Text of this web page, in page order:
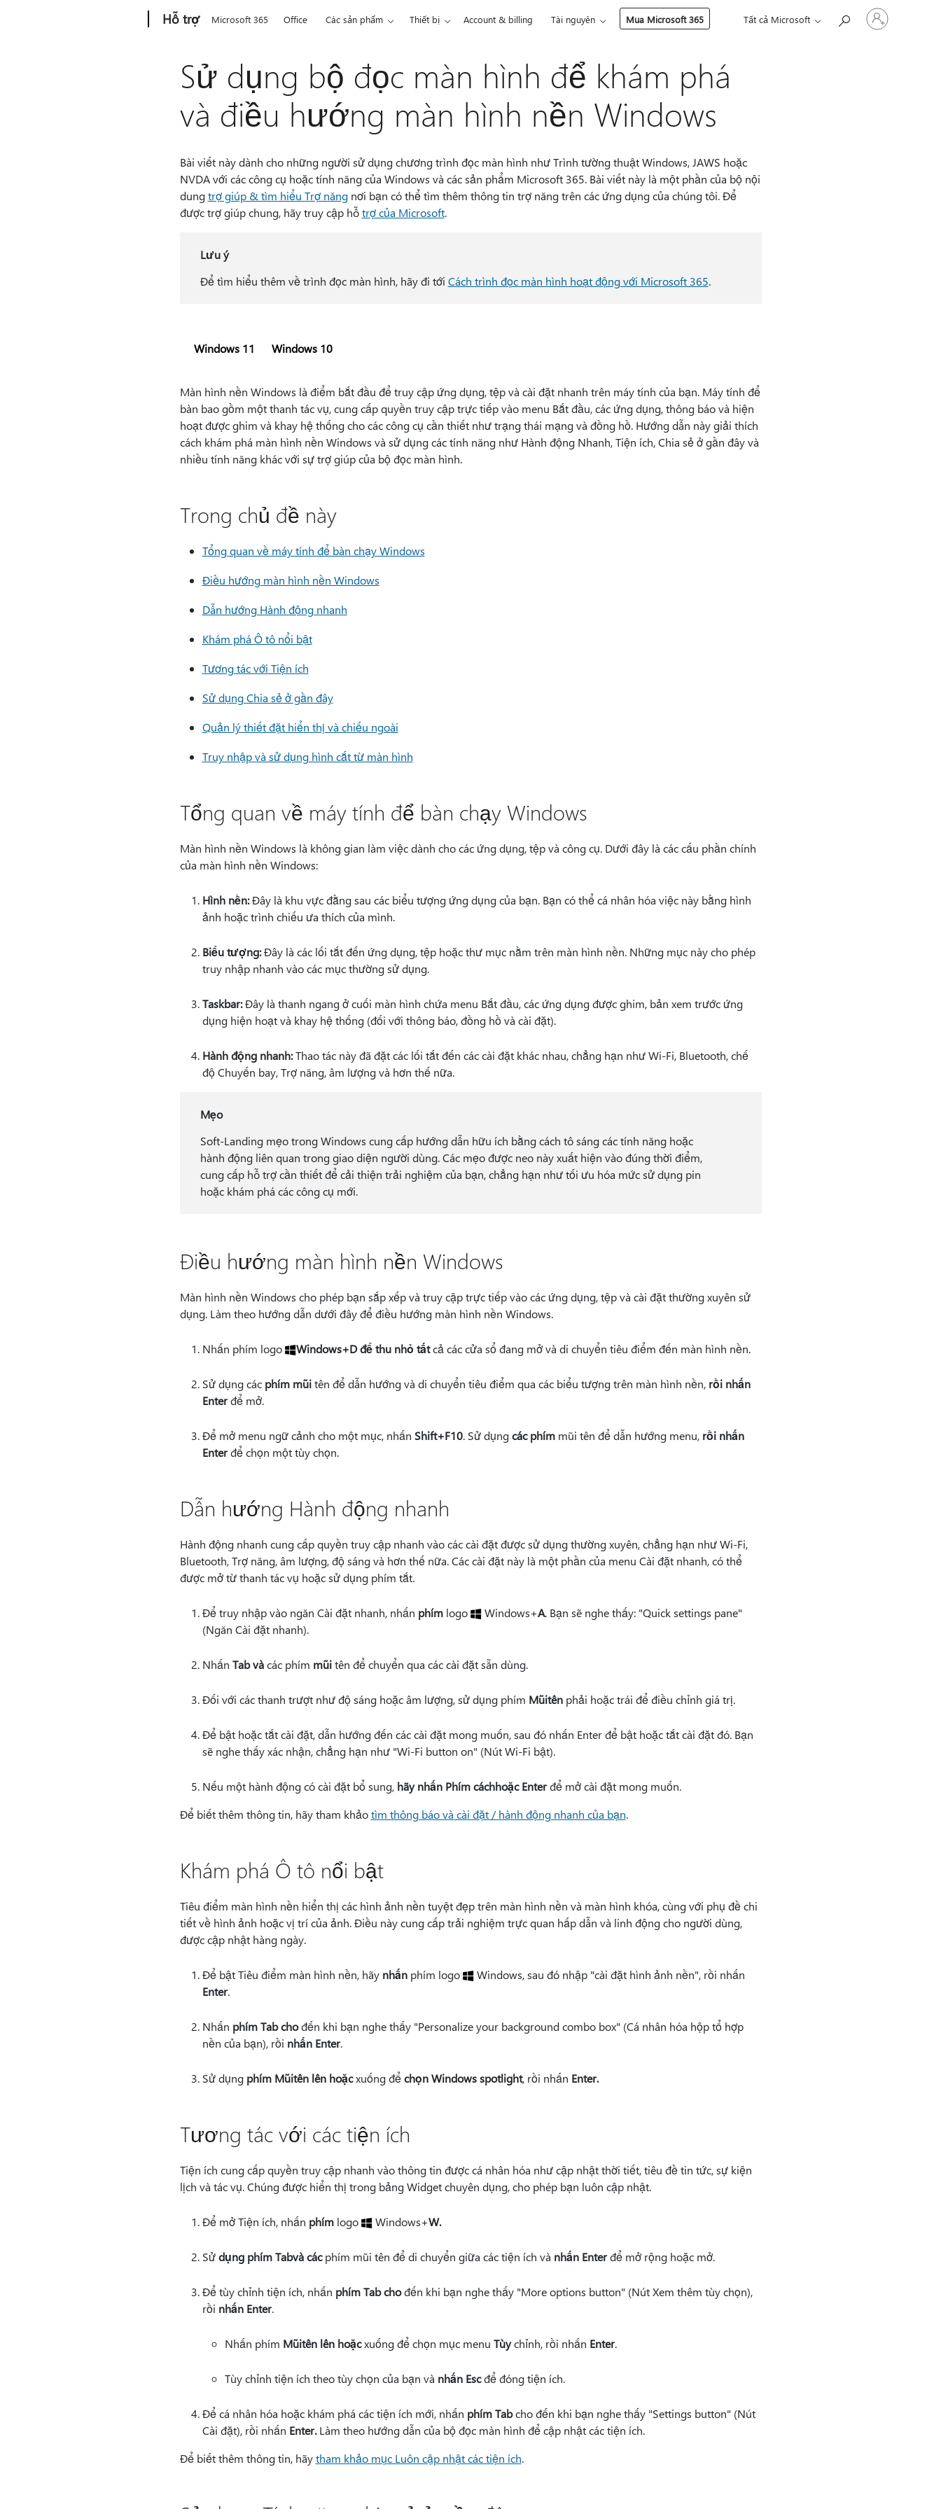
Hỗ trợ Microsoft 365 Office Các sản phẩm Thiết bị Account & billing Tài nguyên Mua Microsoft 365 Tất cả Microsoft
Đăng
nhập
Sử dụng bộ đọc màn hình để khám phá
và điều hướng màn hình nền Windows
Bài viết này dành cho những người sử dụng chương trình đọc màn hình như Trình tường thuật Windows, JAWS hoặc
NVDA với các công cụ hoặc tính năng của Windows và các sản phẩm Microsoft 365. Bài viết này là một phần của bộ nội
dungtrợ giúp & tìm hiểu Trợ năngnơi bạn có thể tìm thêm thông tin trợ năng trên các ứng dụng của chúng tôi. Để
được trợ giúp chung, hãy truy cập hỗtrợ của Microsoft.
Lưu ý
Để tìm hiểu thêm về trình đọc màn hình, hãy đi tới Cách trình đọc màn hình hoạt động với Microsoft 365.
Windows 11 Windows 10
Màn hình nền Windows là điểm bắt đầu để truy cập ứng dụng, tệp và cài đặt nhanh trên máy tính của bạn. Máy tính để
bàn bao gồm một thanh tác vụ, cung cấp quyền truy cập trực tiếp vào menu Bắt đầu, các ứng dụng, thông báo và hiện
hoạt được ghim và khay hệ thống cho các công cụ cần thiết như trạng thái mạng và đồng hồ. Hướng dẫn này giải thích
cách khám phá màn hình nền Windows và sử dụng các tính năng như Hành động Nhanh, Tiện ích, Chia sẻ ở gần đây và
nhiều tính năng khác với sự trợ giúp của bộ đọc màn hình.
Trong chủ đề này
Tổng quan về máy tính để bàn chạy Windows
Điều hướng màn hình nền Windows
Dẫn hướng Hành động nhanh
Khám phá Ô tô nổi bật
Tương tác với Tiện ích
Sử dụng Chia sẻ ở gần đây
Quản lý thiết đặt hiển thị và chiếu ngoài
Truy nhập và sử dụng hình cắt từ màn hình
Tổng quan về máy tính để bàn chạy Windows
Màn hình nền Windows là không gian làm việc dành cho các ứng dụng, tệp và công cụ. Dưới đây là các cấu phần chính
của màn hình nền Windows:
Hình nền:Đây là khu vực đằng sau các biểu tượng ứng dụng của bạn. Bạn có thể cá nhân hóa việc này bằng hình
ảnh hoặc trình chiếu ưa thích của mình.
Biểu tượng:Đây là các lối tắt đến ứng dụng, tệp hoặc thư mục nằm trên màn hình nền. Những mục này cho phép
truy nhập nhanh vào các mục thường sử dụng.
Taskbar:Đây là thanh ngang ở cuối màn hình chứa menu Bắt đầu, các ứng dụng được ghim, bản xem trước ứng
dụng hiện hoạt và khay hệ thống (đối với thông báo, đồng hồ và cài đặt).
Hành động nhanh:Thao tác này đã đặt các lối tắt đến các cài đặt khác nhau, chẳng hạn như Wi-Fi, Bluetooth, chế
độ Chuyến bay, Trợ năng, âm lượng và hơn thế nữa.
Mẹo
Soft-Landing mẹo trong Windows cung cấp hướng dẫn hữu ích bằng cách tô sáng các tính năng hoặc
hành động liên quan trong giao diện người dùng. Các mẹo được neo này xuất hiện vào đúng thời điểm,
cung cấp hỗ trợ cần thiết để cải thiện trải nghiệm của bạn, chẳng hạn như tối ưu hóa mức sử dụng pin
hoặc khám phá các công cụ mới.
Điều hướng màn hình nền Windows
Màn hình nền Windows cho phép bạn sắp xếp và truy cập trực tiếp vào các ứng dụng, tệp và cài đặt thường xuyên sử
dụng. Làm theo hướng dẫn dưới đây để điều hướng màn hình nền Windows.
Nhấn phím logo Windows+D để thu nhỏ tấtcả các cửa sổ đang mở và di chuyển tiêu điểm đến màn hình nền.
Sử dụng các phím mũitên để dẫn hướng và di chuyển tiêu điểm qua các biểu tượng trên màn hình nền, rồi nhấn
Enterđể mở.
Để mở menu ngữ cảnh cho một mục, nhấn Shift+F10. Sử dụngcác phímmũi tên để dẫn hướng menu, rồi nhấn
Enterđể chọn một tùy chọn.
Dẫn hướng Hành động nhanh
Hành động nhanh cung cấp quyền truy cập nhanh vào các cài đặt được sử dụng thường xuyên, chẳng hạn như Wi-Fi,
Bluetooth, Trợ năng, âm lượng, độ sáng và hơn thế nữa. Các cài đặt này là một phần của menu Cài đặt nhanh, có thể
được mở từ thanh tác vụ hoặc sử dụng phím tắt.
Để truy nhập vào ngăn Cài đặt nhanh, nhấn phímlogo Windows+A. Bạn sẽ nghe thấy: "Quick settings pane"
(Ngăn Cài đặt nhanh).
Nhấn Tab vàcác phím mũitên để chuyển qua các cài đặt sẵn dùng.
Đối với các thanh trượt như độ sáng hoặc âm lượng, sử dụng phím Mũitênphải hoặc trái để điều chỉnh giá trị.
Để bật hoặc tắt cài đặt, dẫn hướng đến các cài đặt mong muốn, sau đó nhấn Enter để bật hoặc tắt cài đặt đó. Bạn
sẽ nghe thấy xác nhận, chẳng hạn như "Wi-Fi button on" (Nút Wi-Fi bật).
Nếu một hành động có cài đặt bổ sung, hãy nhấn Phím cáchhoặc Enterđể mở cài đặt mong muốn.
Để biết thêm thông tin, hãy tham khảotìm thông báo và cài đặt / hành động nhanh của bạn.
Khám phá Ô tô nổi bật
Tiêu điểm màn hình nền hiển thị các hình ảnh nền tuyệt đẹp trên màn hình nền và màn hình khóa, cùng với phụ đề chi
tiết về hình ảnh hoặc vị trí của ảnh. Điều này cung cấp trải nghiệm trực quan hấp dẫn và linh động cho người dùng,
được cập nhật hàng ngày.
Để bật Tiêu điểm màn hình nền, hãy nhấnphím logo
Windows, sau đó nhập "cài đặt hình ảnh nền", rồi nhấn
Enter.
Nhấn phím Tab chođến khi bạn nghe thấy "Personalize your background combo box" (Cá nhân hóa hộp tổ hợp
nền của bạn), rồi nhấn Enter.
Sử dụng phím Mũitên lên hoặcxuống đểchọn Windows spotlight, rồi nhấn Enter.
Tương tác với các tiện ích
Tiện ích cung cấp quyền truy cập nhanh vào thông tin được cá nhân hóa như cập nhật thời tiết, tiêu đề tin tức, sự kiện
lịch và tác vụ. Chúng được hiển thị trong bảng Widget chuyên dụng, cho phép bạn luôn cập nhật.
Để mở Tiện ích, nhấn phímlogo Windows+W.
Sửdụng phím Tabvà cácphím mũi tên để di chuyển giữa các tiện ích và nhấn Enterđể mở rộng hoặc mở.
Để tùy chỉnh tiện ích, nhấn phím Tab chođến khi bạn nghe thấy "More options button" (Nút Xem thêm tùy chọn),
rồi nhấn Enter.
Nhấn phím Mũitên lên hoặcxuống để chọn mục menu Tùychỉnh, rồi nhấn Enter.
Tùy chỉnh tiện ích theo tùy chọn của bạn và nhấn Escđể đóng tiện ích.
Để cá nhân hóa hoặc khám phá các tiện ích mới, nhấn phím Tabcho đến khi bạn nghe thấy "Settings button" (Nút
Cài đặt), rồi nhấn Enter.Làm theo hướng dẫn của bộ đọc màn hình để cập nhật các tiện ích.
Để biết thêm thông tin, hãytham khảo mục Luôn cập nhật các tiện ích.